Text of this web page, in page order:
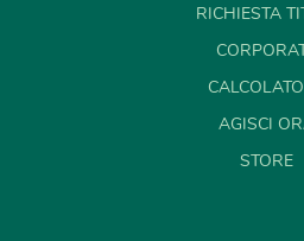
RICHIESTA
AGISCI
STORE